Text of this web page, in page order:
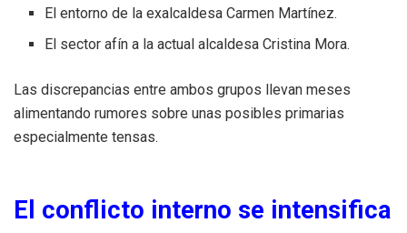
El entorno de la exalcaldesa Carmen Martínez.
El sector afín a la actual alcaldesa Cristina Mora.
Las discrepancias entre ambos grupos llevan meses
alimentando rumores sobre unas posibles primarias
especialmente tensas.
El conflicto interno se intensifica